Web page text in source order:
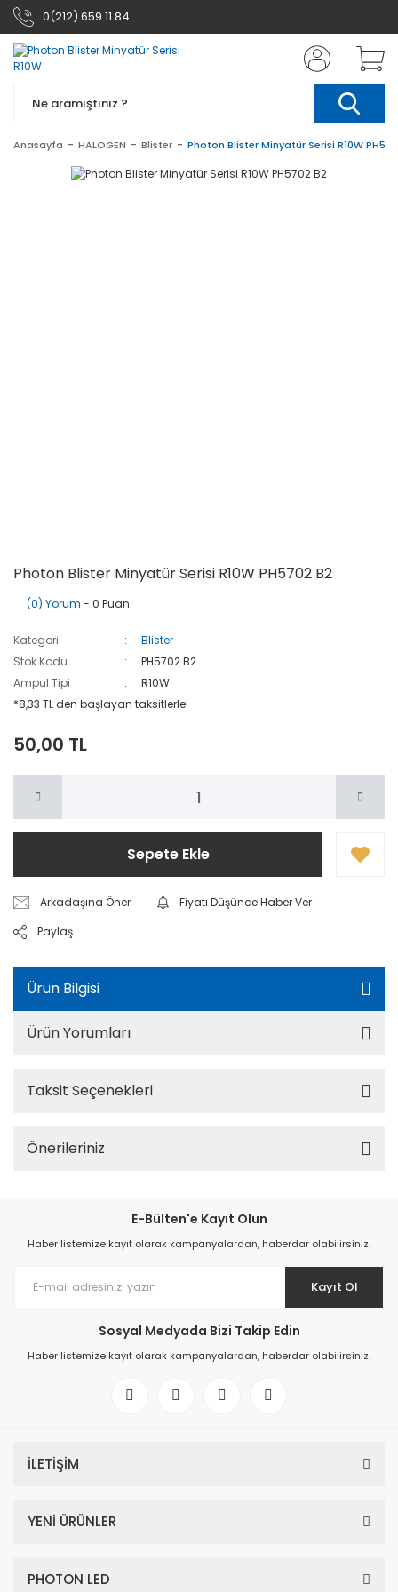
0(212) 659 11 84
Anasayfa HALOGEN Blister Photon Blister Minyatür Serisi R10W
Photon Blister Minyatür Serisi R10W PH5702 B2
(0) Yorum - 0 Puan
Kategori
Blister
Stok Kodu
PH5702 B2
Ampul Tipi
R10W
*8,33 TL den başlayan taksitlerle!
50,00 TL
Sepete Ekle
Arkadaşına Öner
Fiyatı Düşünce Haber Ver
Paylaş
Ürün Bilgisi
Ürün Yorumları
Taksit Seçenekleri
Önerileriniz
E-Bülten'e Kayıt Olun
Haber listemize kayıt olarak kampanyalardan, haberdar olabilirsiniz.
Kayıt Ol
Sosyal Medyada Bizi Takip Edin
Haber listemize kayıt olarak kampanyalardan, haberdar olabilirsiniz.
İLETİŞİM
YENİ ÜRÜNLER
PHOTON LED